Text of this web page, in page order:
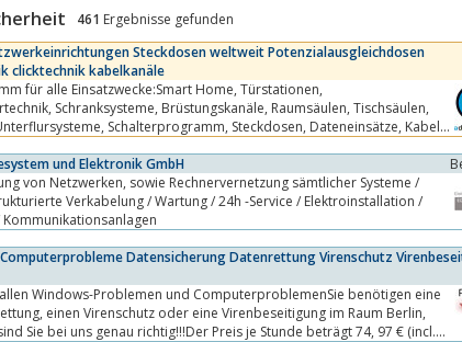
461 Ergebnisse gefunden
Steckdosen weltweit Potenzialausgleichdosen
clicktechnik kabelkanäle
Einsatzwecke:Smart Home, Türstationen,
und Elektronik GmbH
Verkabelung / Wartung / 24h -Service / Elektroinstallation /
Datensicherung Datenrettung Virenschutz
Windows-Problemen und ComputerproblemenSie benötigen eine
Raum Berlin,
Sie bei uns genau richtig!!!Der Preis je Stunde beträgt 74, 97 € (incl....